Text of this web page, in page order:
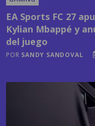
del juego
PORSANDY SANDOVAL